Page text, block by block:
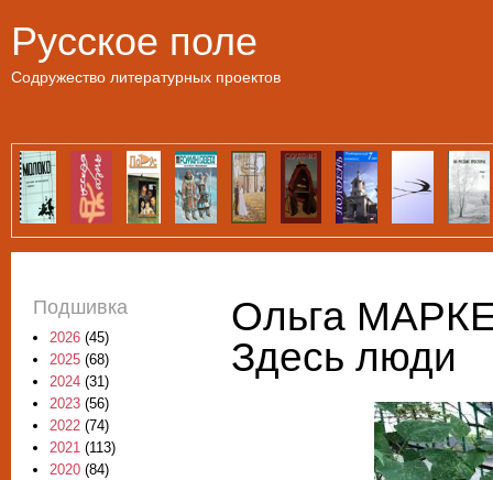
Русское поле
Содружество литературных проектов
Ольга
Здесь люди
Подшивка
2026 (45)
2025 (68)
2024 (31)
2023 (56)
2022 (74)
2021 (113)
2020 (84)